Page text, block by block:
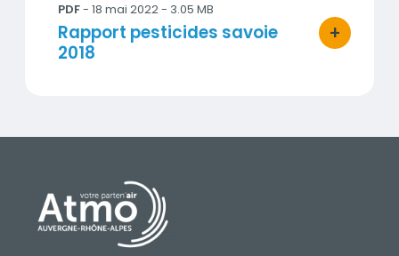
PDF- 18 mai 2022 - 3.05 MB
Titre
Rapport pesticides savoie
2018
+
bouton
PIED DE PAGE